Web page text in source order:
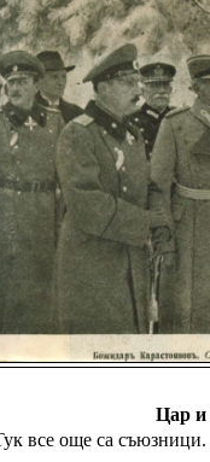
Цар
все още са съюзници.